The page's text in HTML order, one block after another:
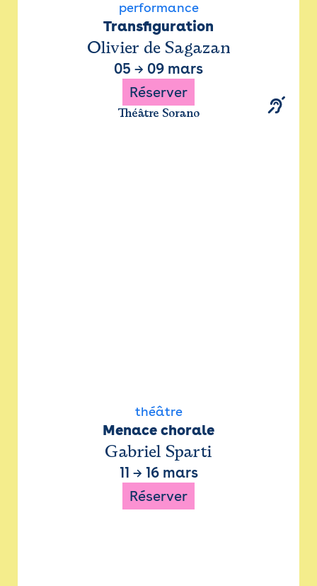
performance
Transfiguration
Olivier de Sagazan
05 → 09 mars
Réserver
Théâtre Sorano
théâtre
Menace chorale
Gabriel Sparti
11 → 16 mars
Réserver